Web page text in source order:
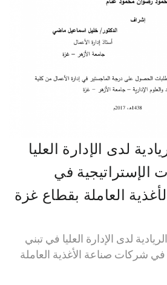
لدى الإدارة العليا
الإستراتيجية في
العاملة بقطاع غزة
لدى الإدارة العليا في تبني
في شركات صناعة الأغذية العاملة